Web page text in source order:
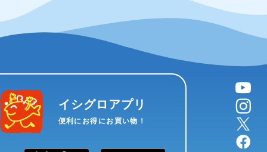
イシグロアプリ
便利にお得にお買い物！
YouTube
instagram
X
facebook